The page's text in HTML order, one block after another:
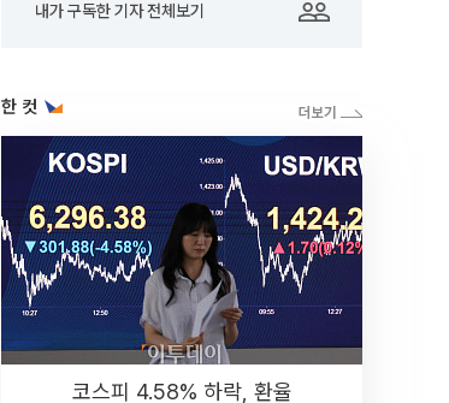
내가 구독한 기자 전체보기
한 컷
코스피 4.58% 하락, 환율